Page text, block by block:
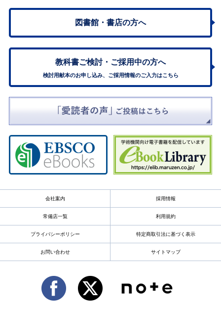
図書館・書店の方へ
教科書ご検討・ ご採用中の方へ
検討用献本のお申し込み、ご採用情報のご入力はこちら
会社案内 採用情報
常備店一覧 利用規約
プライバシーポリシー 特定商取引法に基づく表示
お問い合わせ サイトマップ